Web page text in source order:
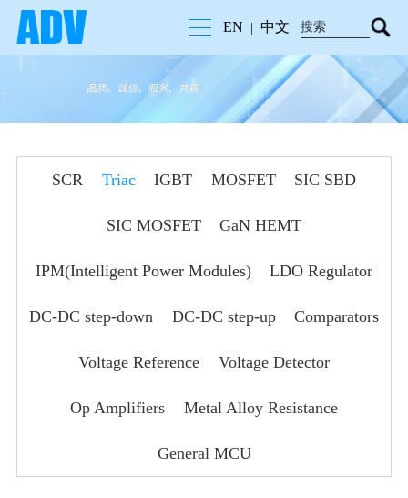
EN 中文
SCR Triac IGBT MOSFET SIC SBD
SIC MOSFET GaN HEMT
IPM(Intelligent Power Modules) LDO Regulator
DC-DC step-down DC-DC step-up Comparators
Voltage Reference Voltage Detector
Op Amplifiers Metal Alloy Resistance
General MCU